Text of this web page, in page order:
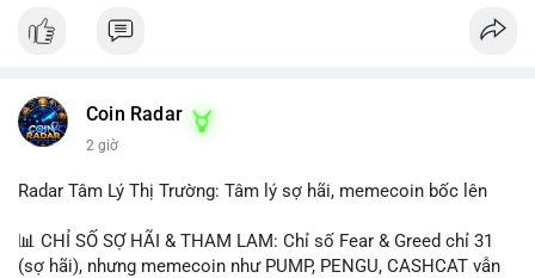
Coin Radar
2 giờ
Radar Tâm Lý Thị Trường: Tâm lý sợ hãi, memecoin bốc lên
📊 CHỈ SỐ SỢ HÃI & THAM LAM: Chỉ số Fear & Greed chỉ 31
(sợ hãi), nhưng memecoin như PUMP, PENGU, CASHCAT vẫn